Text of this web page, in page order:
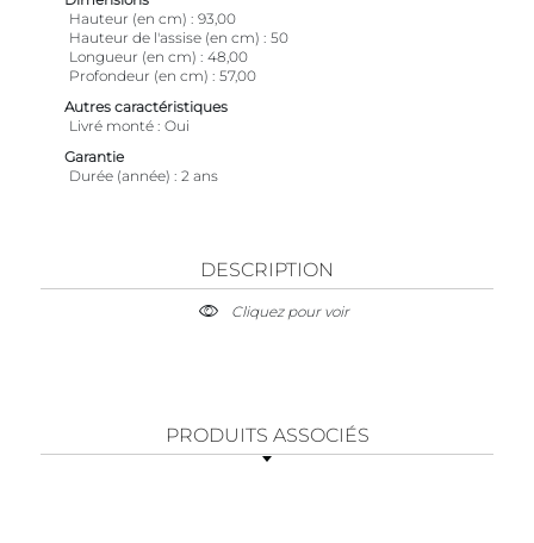
Hauteur (en cm)
93,00
Hauteur de l'assise (en cm)
50
Longueur (en cm)
48,00
Profondeur (en cm)
57,00
Autres caractéristiques
Livré monté Oui
Garantie
Durée (année)
2 ans
DESCRIPTION
Cliquez pour voir
PRODUITS ASSOCIÉS